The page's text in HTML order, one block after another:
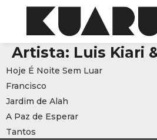
Artista: Luis Kiari
Hoje É Noite Sem Luar
Francisco
Jardim de Alah
A Paz de Esperar
Tantos